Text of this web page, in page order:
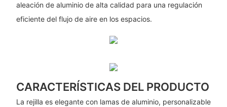
aleación de aluminio de alta calidad para una regulación
eficiente del flujo de aire en los espacios.
CARACTERÍSTICAS DEL PRODUCTO
La rejilla es elegante con lamas de aluminio, personalizable